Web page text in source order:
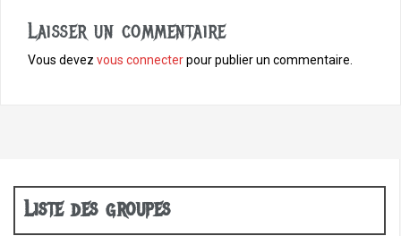
Laisser un commentaire
Vous devez vous connecterpour publier un commentaire.
Liste des groupes